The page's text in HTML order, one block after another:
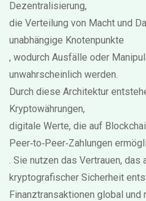
Dezentralisierung,
die Verteilung von Macht und
unabhängige Knotenpunkte
, wodurch Ausfälle oder
unwahrscheinlich werden.
Durch diese Architektur
Kryptowährungen,
digitale Werte, die auf
Peer‑to‑Peer‑Zahlungen
. Sie nutzen das Vertrauen, das
kryptografischer Sicherheit
Finanztransaktionen global und